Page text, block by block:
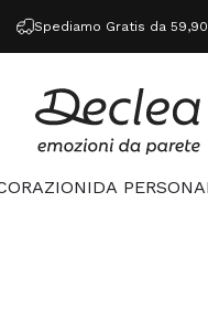
Spediamo Gratis da
Declea
DA